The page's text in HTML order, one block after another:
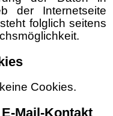
der Internetseite
folglich seitens
Cookies.
Mail-Kontakt